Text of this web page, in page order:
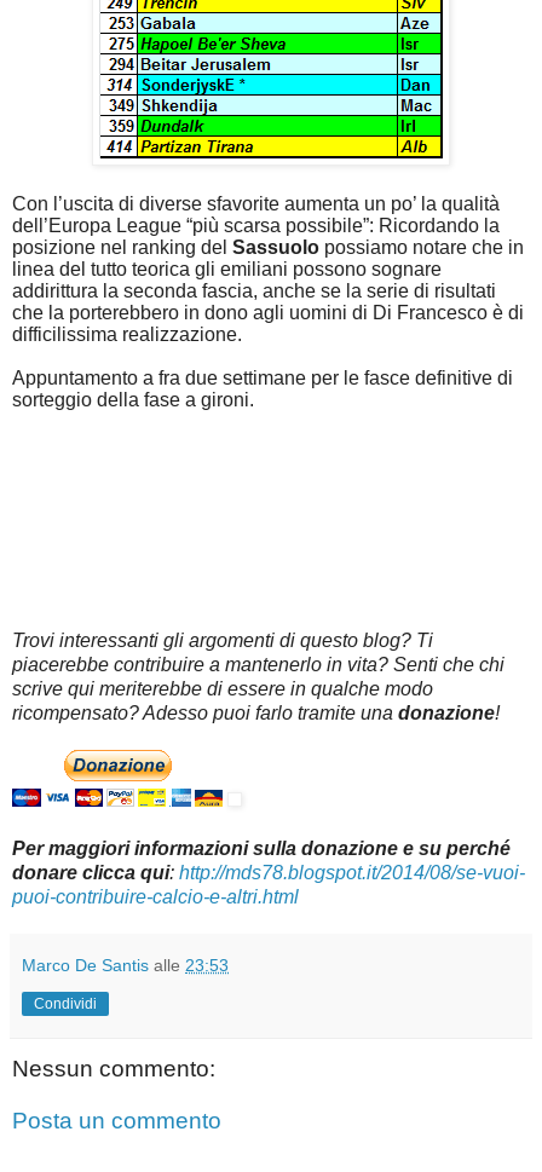
Con l’uscita di diverse sfavorite aumenta un po’ la qualità
dell’Europa League “più scarsa possibile”: Ricordando la
posizione nel ranking del Sassuolo possiamo notare che in
linea del tutto teorica gli emiliani possono sognare
addirittura la seconda fascia, anche se la serie di risultati
che la porterebbero in dono agli uomini di Di Francesco è di
difficilissima realizzazione.
Appuntamento a fra due settimane per le fasce definitive di
sorteggio della fase a gironi.
Trovi interessanti gli argomenti di questo blog? Ti
piacerebbe contribuire a mantenerlo in vita? Senti che chi
scrive qui meriterebbe di essere in qualche modo
ricompensato? Adesso puoi farlo tramite una donazione!
Per maggiori informazioni sulla donazione e su perché
donare clicca qui: http://mds78.blogspot.it/2014/08/se-vuoi-
puoi-contribuire-calcio-e-altri.html
Marco De Santis alle 23:53
Condividi
Nessun commento:
Posta un commento